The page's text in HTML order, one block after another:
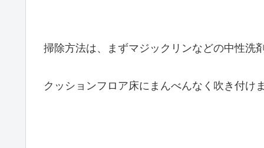
掃除方法は、まずマジックリンなどの中性洗
クッションフロア床にまんべんなく吹き付けま